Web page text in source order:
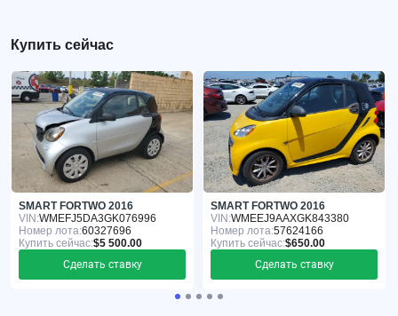
Купить сейчас
SMART FORTWO 2016
VIN:WMEFJ5DA3GK076996
Номер лота:60327696
Купить сейчас:$5 500.00
Сделать ставку
SMART FORTWO 2016
VIN:WMEEJ9AAXGK843380
Номер лота:57624166
Купить сейчас:$650.00
Сделать ставку